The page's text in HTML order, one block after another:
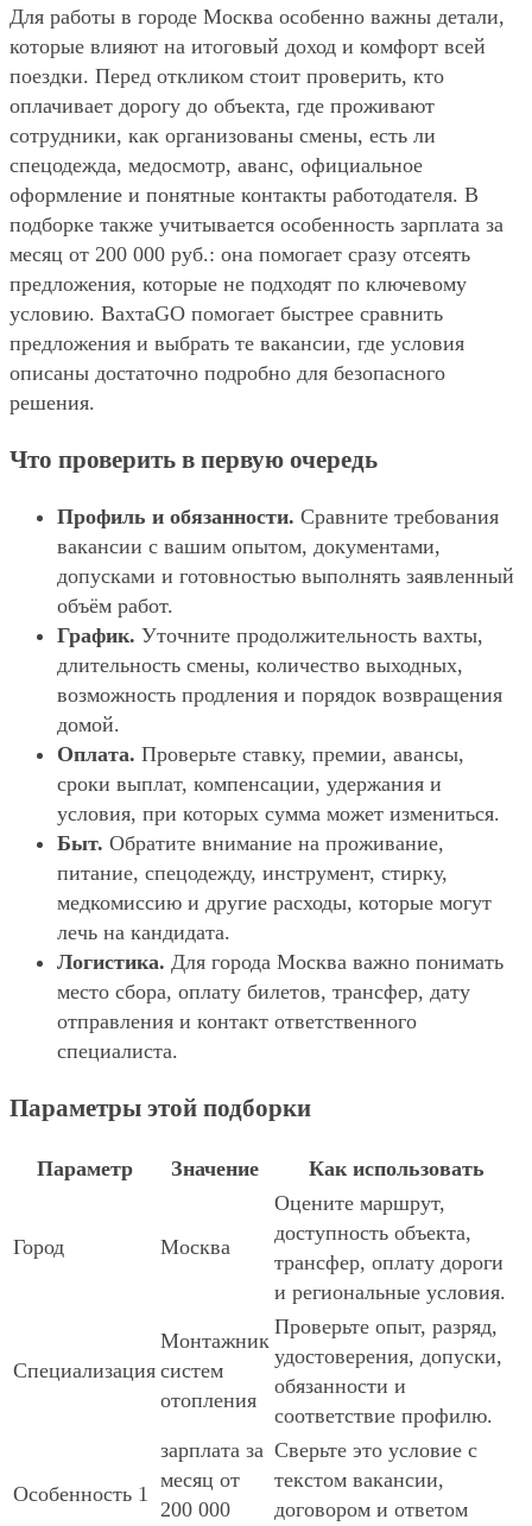
Для работы в городе Москва особенно важны детали,
которые влияют на итоговый доход и комфорт всей
поездки. Перед откликом стоит проверить, кто
оплачивает дорогу до объекта, где проживают
сотрудники, как организованы смены, есть ли
спецодежда, медосмотр, аванс, официальное
оформление и понятные контакты работодателя. В
подборке также учитывается особенность зарплата за
месяц от 200 000 руб.: она помогает сразу отсеять
предложения, которые не подходят по ключевому
условию. ВахтаGO помогает быстрее сравнить
предложения и выбрать те вакансии, где условия
описаны достаточно подробно для безопасного
решения.
Что проверить в первую очередь
Профиль и обязанности. Сравните требования
вакансии с вашим опытом, документами,
допусками и готовностью выполнять заявленный
объём работ.
График. Уточните продолжительность вахты,
длительность смены, количество выходных,
возможность продления и порядок возвращения
домой.
Оплата. Проверьте ставку, премии, авансы,
сроки выплат, компенсации, удержания и
условия, при которых сумма может измениться.
Быт. Обратите внимание на проживание,
питание, спецодежду, инструмент, стирку,
медкомиссию и другие расходы, которые могут
лечь на кандидата.
Логистика. Для города Москва важно понимать
место сбора, оплату билетов, трансфер, дату
отправления и контакт ответственного
специалиста.
Параметры этой подборки
Параметр Значение Как использовать
Город Москва
Оцените маршрут,
доступность объекта,
трансфер, оплату дороги
и региональные условия.
Специализация
Монтажник
систем
отопления
Проверьте опыт, разряд,
удостоверения, допуски,
обязанности и
соответствие профилю.
Особенность 1
зарплата за
месяц от
200 000
Сверьте это условие с
текстом вакансии,
договором и ответом